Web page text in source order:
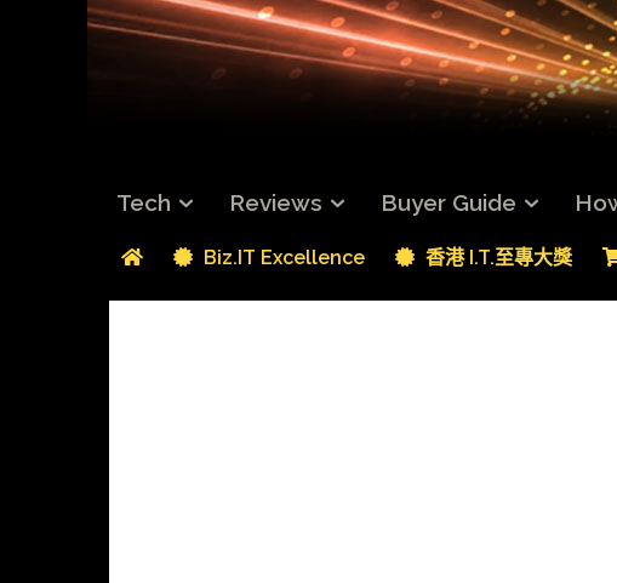
Tech Reviews Buyer Guide
Biz.IT Excellence 香港 I.T.至專大獎